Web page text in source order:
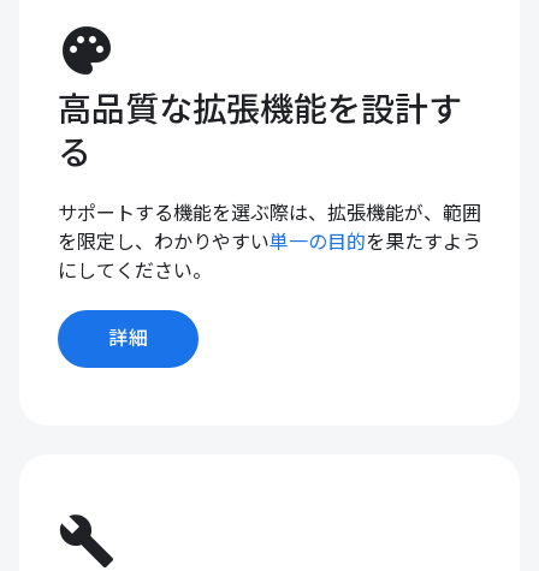
palette
高品質な拡張機能を設計す
る
サポートする機能を選ぶ際は、拡張機能が、範囲
を限定し、わかりやすい単一の目的を果たすよう
にしてください。
詳細
build